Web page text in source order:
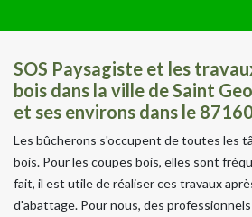
SOS Paysagiste et les
bois dans la ville de Saint
et ses environs dans le
Les bûcherons s'occupent de toutes les
bois. Pour les coupes bois, elles sont
fait, il est utile de réaliser ces travaux
d'abattage. Pour nous, des